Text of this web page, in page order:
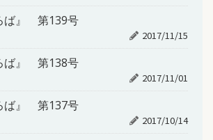
ば』 第139号
2017/11/15
ば』 第138号
2017/11/01
ば』 第137号
2017/10/14